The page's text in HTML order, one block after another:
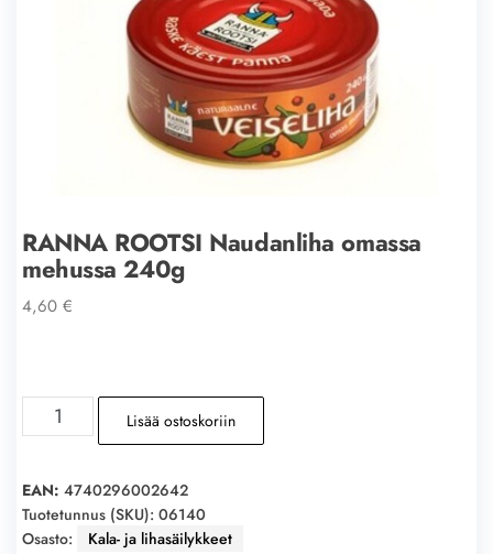
RANNA ROOTSI Naudanliha omassa
mehussa 240g
4,60 €
RANNA
ROOTSI
omassa
mehussa
240g
Lisää ostoskoriin
EAN: 4740296002642
Tuotetunnus (SKU): 06140
Osasto:
Kala- ja lihasäilykkeet